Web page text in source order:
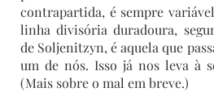
contrapartida, é sempre
linha divisória duradoura,
de Soljenitzyn, é aquela que
um de nós. Isso já nos leva à
(Mais sobre o mal em breve.)